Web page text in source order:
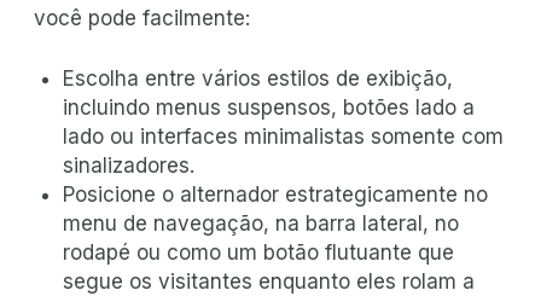
você pode facilmente:
Escolha entre vários estilos de exibição,
incluindo menus suspensos, botões lado a
lado ou interfaces minimalistas somente com
sinalizadores.
Posicione o alternador estrategicamente no
menu de navegação, na barra lateral, no
rodapé ou como um botão flutuante que
segue os visitantes enquanto eles rolam a